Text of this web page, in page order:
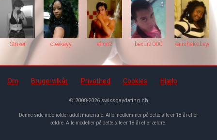
Striker oteekayy efron2 bexur2000
Om Brugervilkår Privathed Cookies Hjælp
© 2008-2026 swissgaydating.ch
Denne side indeholder adult materiale. Alle medlemmer på dette site er 18 år eller
ældre. Alle modeller på dette site er 18 år eller ældre.